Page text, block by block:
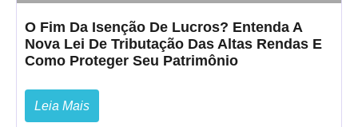
O Fim Da Isenção De Lucros? Entenda A
Nova Lei De Tributação Das Altas Rendas E
Como Proteger Seu Patrimônio
Leia Mais